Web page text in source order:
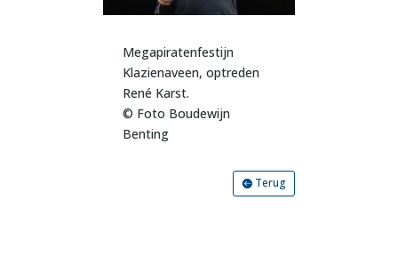
Megapiratenfestijn
Klazienaveen, optreden
René Karst.
© Foto Boudewijn
Benting
Terug